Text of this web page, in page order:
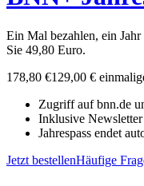
Ein Mal bezahlen, ein
Sie 49,80 Euro.
178,80 €129,00 €
Zugriff auf bnn.de
Inklusive
Jahrespass endet
Jetzt bestellenHäufige